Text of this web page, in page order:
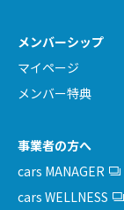
メンバーシップ
マイページ
メンバー特典
事業者の方へ
cars MANAGER
cars WELLNESS